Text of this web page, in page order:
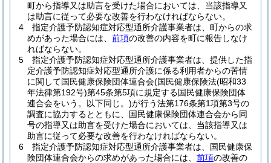
町から指導又は助言を受けた場合においては、当該指導又
は助言に従って必要な改善を行わなければならない。
4
指定介護予防認知症対応型通所介護事業者は、町からの求
めがあった場合には、 前項の改善の内容を町に報告しなけ
ればならない。
5
指定介護予防認知症対応型通所介護事業者は、提供した指
定介護予防認知症対応型通所介護に係る利用者からの苦情
に関して国民健康保険団体連合会(国民健康保険法(昭和33
年法律第192号)第45条第5項に規定する国民健康保険団体
連合会をいう。以下同じ。)が行う法第176条第1項第3号の
調査に協力するとともに、国民健康保険団体連合会から同
号の指導又は助言を受けた場合においては、当該指導又は
助言に従って必要な改善を行わなければならない。
6
指定介護予防認知症対応型通所介護事業者は、国民健康保
険団体連合会からの求めがあった場合には、 前項の改善の